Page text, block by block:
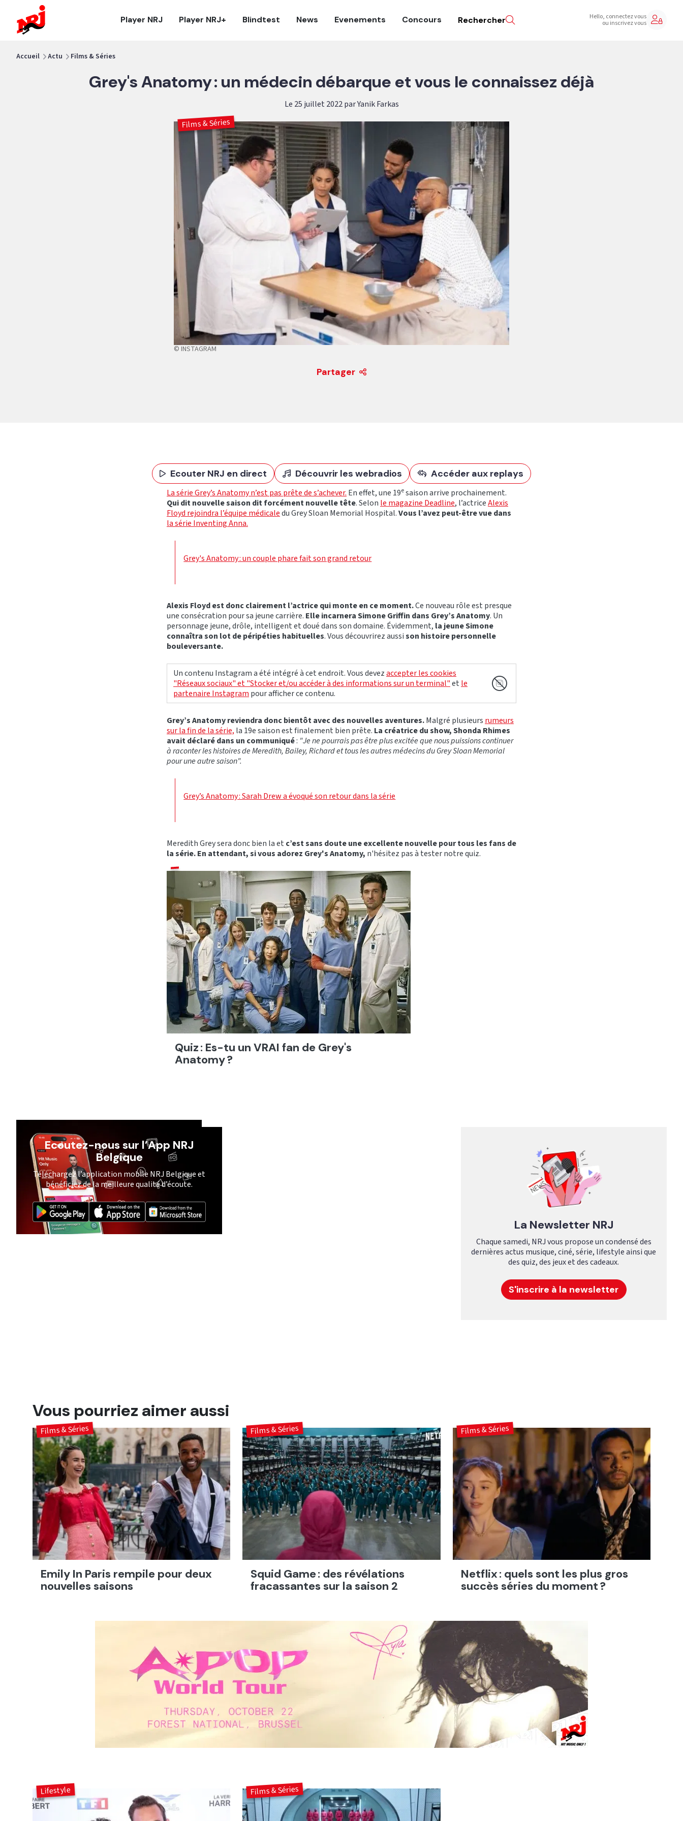
Player NRJ Player NRJ+ Blindtest News Evenements Concours Rechercher Hello, connectez vous
ou inscrivez vous
Accueil Actu Films & Séries
Grey's Anatomy : un médecin débarque et vous le connaissez déjà
Le 25 juillet 2022 par Yanik Farkas
Films & Séries
© INSTAGRAM
Partager
Ecouter NRJ en direct Découvrir les webradios Accéder aux replays
La série Grey’s Anatomy n’est pas prête de s’achever. En effet, une 19esaison arrive prochainement.
Qui dit nouvelle saison dit forcément nouvelle tête. Selon le magazine Deadline, l’actriceAlexis
Floyd rejoindra l’équipe médicaledu Grey Sloan Memorial Hospital.Vous l’avez peut-être vue dans
la série Inventing Anna.
Grey's Anatomy : un couple phare fait son grand retour
Alexis Floyd est donc clairement l’actrice qui monte en ce moment.Ce nouveau rôle est presque
une consécration pour sa jeune carrière. Elle incarnera Simone Griffin dans Grey’s Anatomy. Un
personnage jeune, drôle, intelligent et doué dans son domaine. Évidemment, la jeune Simone
connaîtra son lot de péripéties habituelles. Vous découvrirez aussison histoire personnelle
bouleversante.
Un contenu Instagram a été intégré à cet endroit. Vous devezaccepter les cookies
"Réseaux sociaux" et "Stocker et/ou accéder à des informations sur un terminal"et le
partenaire Instagram pour afficher ce contenu.
Grey’s Anatomy reviendra donc bientôt avec des nouvelles aventures.Malgré plusieurs rumeurs
sur la fin de la série, la 19e saison est finalement bien prête. La créatrice du show, Shonda Rhimes
avait déclaré dans un communiqué: "Je ne pourrais pas être plus excitée que nous puissions continuer
à raconter les histoires de Meredith, Bailey, Richard et tous les autres médecins du Grey Sloan Memorial
pour une autre saison".
Grey’s Anatomy : Sarah Drew a évoqué son retour dans la série
Meredith Grey sera donc bien la et c’est sans doute une excellente nouvelle pour tous les fans de
la série. En attendant, si vous adorez Grey's Anatomy, n'hésitez pas à tester notre quiz.
Quiz : Es-tu un VRAI fan de Grey's
Anatomy ?
Ecoutez-nous sur l’App NRJ
Belgique
Téléchargez l’application mobile NRJ Belgique et
bénéficiez de la meilleure qualité d’écoute.
La Newsletter NRJ
Chaque samedi, NRJ vous propose un condensé des
dernières actus musique, ciné, série, lifestyle ainsi que
des quiz, des jeux et des cadeaux.
S'inscrire à la newsletter
Vous pourriez aimer aussi
Emily In Paris rempile pour deux
nouvelles saisons
Films & Séries
Squid Game : des révélations
fracassantes sur la saison 2
Films & Séries
Netflix : quels sont les plus gros
succès séries du moment ?
Films & Séries
Lifestyle Films & Séries